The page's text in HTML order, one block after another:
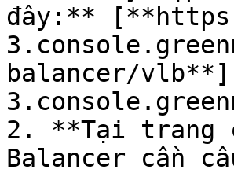
đây:**
balancer/
2. **Tại trang
Balancer cần